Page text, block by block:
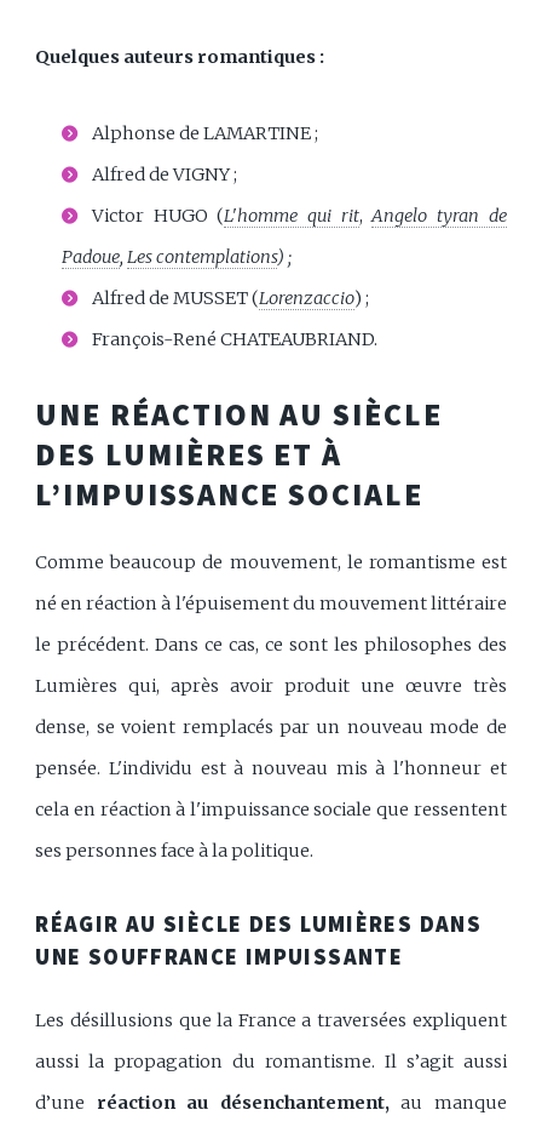
Quelques auteurs romantiques :
Alphonse de LAMARTINE ;
Alfred de VIGNY ;
Victor HUGO (L'homme qui rit,Angelo tyran de
Padoue,Les contemplations) ;
Alfred de MUSSET (Lorenzaccio) ;
François-René CHATEAUBRIAND.
UNE RÉACTION AU SIÈCLE
DES LUMIÈRES ET À
L’IMPUISSANCE SOCIALE
Comme beaucoup de mouvement, le romantisme est
né en réaction à l'épuisement du mouvement littéraire
le précédent. Dans ce cas, ce sont les philosophes des
Lumières qui, après avoir produit une œuvre très
dense, se voient remplacés par un nouveau mode de
pensée. L'individu est à nouveau mis à l'honneur et
cela en réaction à l'impuissance sociale que ressentent
ses personnes face à la politique.
RÉAGIR AU SIÈCLE DES LUMIÈRES DANS
UNE SOUFFRANCE IMPUISSANTE
Les désillusions que la France a traversées expliquent
aussi la propagation du romantisme. Il s’agit aussi
d’une réaction au désenchantement,au manque